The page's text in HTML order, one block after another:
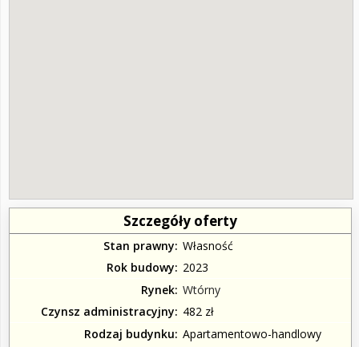
Szczegóły oferty
Stan prawny Własność
Rok budowy
2023
Rynek Wtórny
Czynsz administracyjny
482 zł
Rodzaj budynku Apartamentowo-handlowy